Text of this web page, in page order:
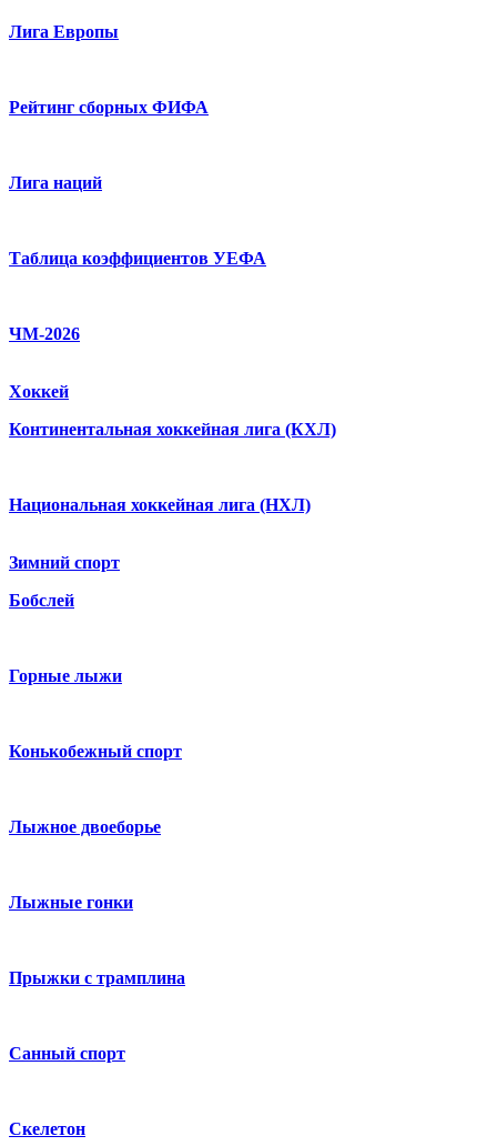
Лига Европы
Рейтинг сборных ФИФА
Лига наций
Таблица коэффициентов УЕФА
ЧМ-2026
Хоккей
Континентальная хоккейная лига (КХЛ)
Национальная хоккейная лига (НХЛ)
Зимний спорт
Бобслей
Горные лыжи
Конькобежный спорт
Лыжное двоеборье
Лыжные гонки
Прыжки с трамплина
Санный спорт
Скелетон